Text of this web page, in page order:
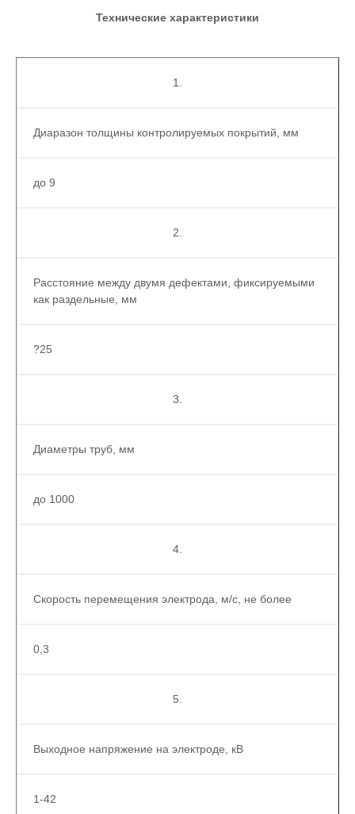
Технические характеристики
1.
Диаразон толщины контролируемых покрытий, мм
до 9
2.
Расстояние между двумя дефектами, фиксируемыми
как раздельные, мм
?25
3.
Диаметры труб, мм
до 1000
4.
Скорость перемещения электрода, м/с, не более
0,3
5.
Выходное напряжение на электроде, кВ
1-42